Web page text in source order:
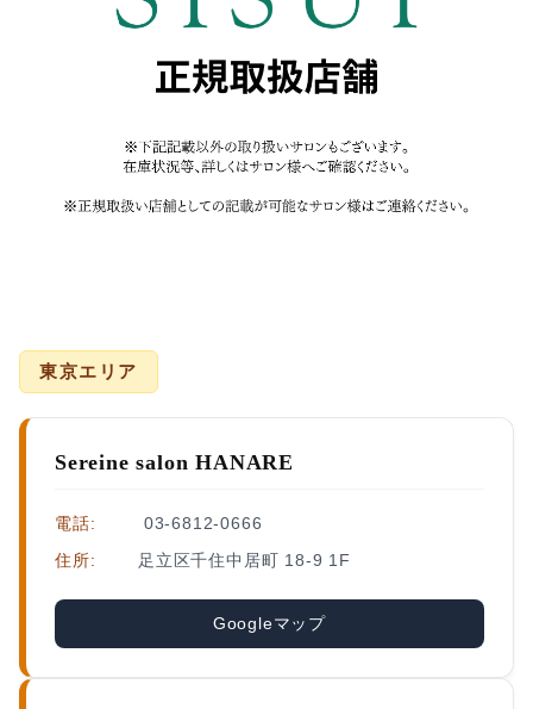
東京エリア
Sereine salon HANARE
電話:
03-6812-0666
住所:
足立区千住中居町 18-9 1F
Googleマップ